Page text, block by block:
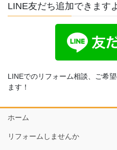
LINE友だち追加できます
LINEでのリフォーム相談、ご希
ます！
ホーム
リフォームしませんか